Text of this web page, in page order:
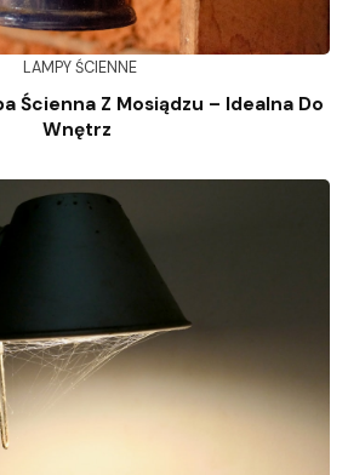
LAMPY ŚCIENNE
Ścienna Z Mosiądzu – Idealna Do
Wnętrz